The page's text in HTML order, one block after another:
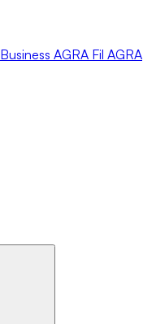
Business AGRA Fil AGRA